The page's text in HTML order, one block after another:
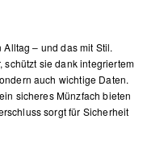
– und das mit Stil.
schützt sie dank integriertem
auch wichtige Daten.
sicheres Münzfach bieten
sorgt für Sicherheit